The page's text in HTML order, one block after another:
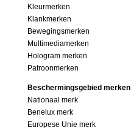
Kleurmerken
Klankmerken
Bewegingsmerken
Multimediamerken
Hologram merken
Patroonmerken
Beschermingsgebied merken
Nationaal merk
Benelux merk
Europese Unie merk